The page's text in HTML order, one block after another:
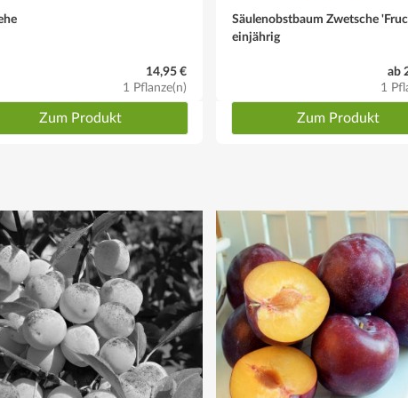
14,95 €
1 Pflanze(n)
Zum Produkt
Säulenobstbaum Zwetsche
einjährig
ab
1
Zum Produkt